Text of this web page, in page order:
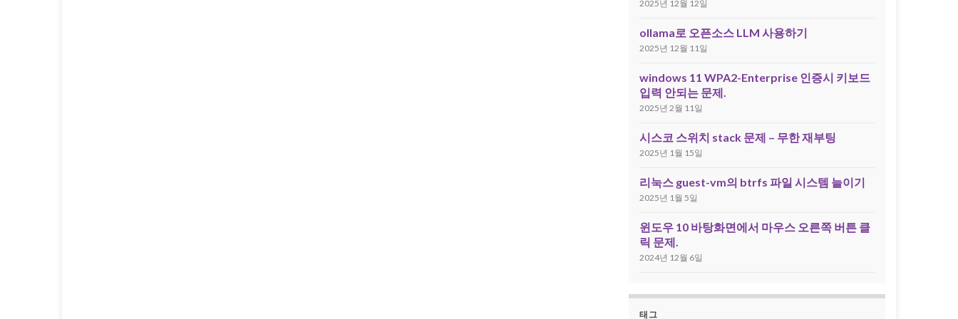
2025년 12월 12일
ollama로 오픈소스 LLM 사용하기
2025년 12월 11일
windows 11 WPA2-Enterprise 인증시 키보드
입력 안되는 문제.
2025년 2월 11일
시스코 스위치 stack 문제 – 무한 재부팅
2025년 1월 15일
리눅스 guest-vm의 btrfs 파일 시스템 늘이기
2025년 1월 5일
윈도우 10 바탕화면에서 마우스 오른쪽 버튼 클
릭 문제.
2024년 12월 6일
태그